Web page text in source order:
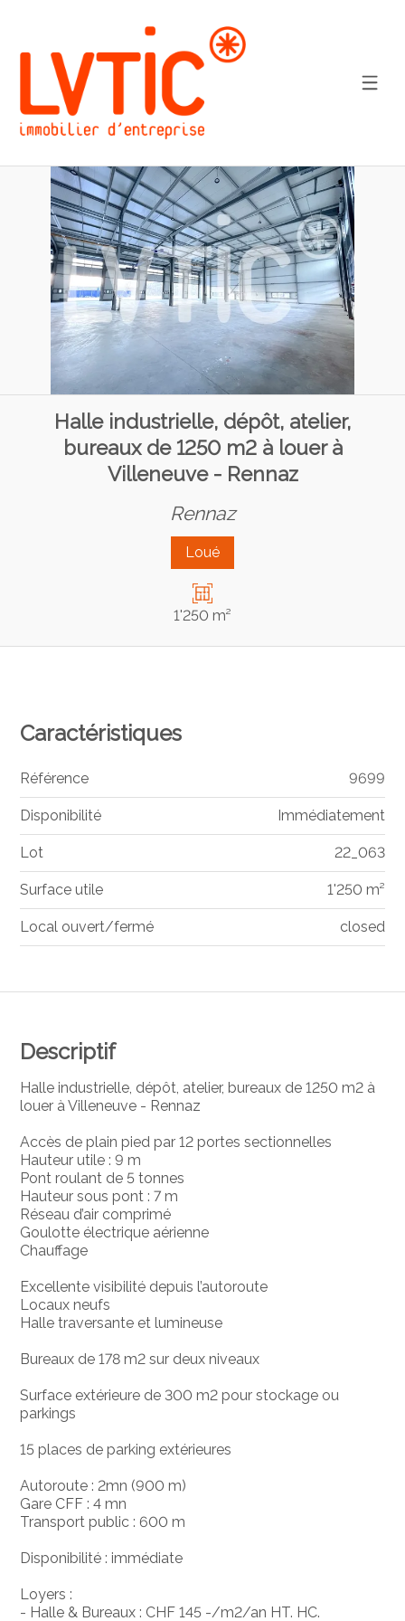
Halle industrielle, dépôt, atelier,
bureaux de 1250 m2 à louer à
Villeneuve - Rennaz
Rennaz
Loué
1'250 m²
Descriptif
Halle industrielle, dépôt, atelier, bureaux de 1250 m2 à
louer à Villeneuve - Rennaz
Accès de plain pied par 12 portes sectionnelles
Hauteur utile : 9 m
Pont roulant de 5 tonnes
Hauteur sous pont : 7 m
Réseau d’air comprimé
Goulotte électrique aérienne
Chauffage
Excellente visibilité depuis l’autoroute
Locaux neufs
Halle traversante et lumineuse
Bureaux de 178 m2 sur deux niveaux
Surface extérieure de 300 m2 pour stockage ou
parkings
15 places de parking extérieures
Autoroute : 2mn (900 m)
Gare CFF : 4 mn
Transport public : 600 m
Disponibilité : immédiate
Loyers :
- Halle & Bureaux : CHF 145 -/m2/an HT. HC.
Caractéristiques
Référence 9699
Disponibilité Immédiatement
Lot 22_063
Surface utile 1'250 m²
Local ouvert/fermé closed